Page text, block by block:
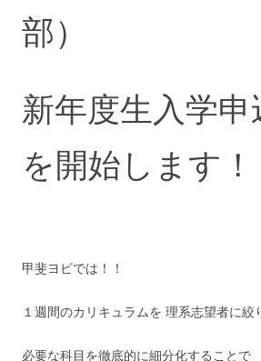
部）
新年度生入学
を開始します！
甲斐ヨビでは！！
１週間のカリキュラムを 理系志望者に絞
必要な科目を徹底的に細分化することで